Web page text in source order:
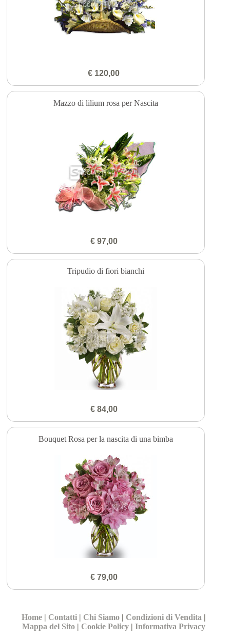
€ 120,00
Mazzo di lilium rosa per Nascita
€ 97,00
Tripudio di fiori bianchi
€ 84,00
Bouquet Rosa per la nascita di una bimba
€ 79,00
Home | Contatti | Chi Siamo | Condizioni di Vendita |
Mappa del Sito | Cookie Policy |Informativa Privacy